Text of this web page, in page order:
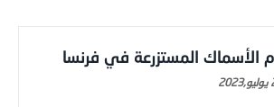
الأسماك المستزرعة في فرنسا